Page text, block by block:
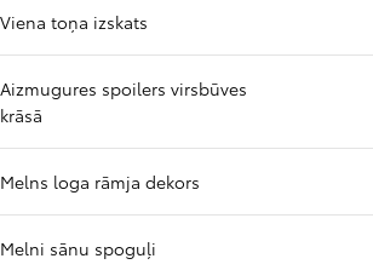
Viena toņa izskats
Aizmugures spoilers virsbūves
krāsā
Melns loga rāmja dekors
Melni sānu spoguļi